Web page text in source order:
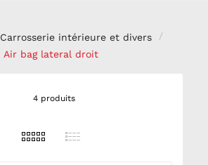
Carrosserie intérieure et divers
Air bag lateral droit
4 produits